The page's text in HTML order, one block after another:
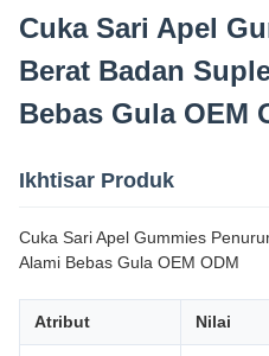
Cuka Sari Apel
Berat Badan
Bebas Gula OEM
Ikhtisar Produk
Cuka Sari Apel Gummies
Alami Bebas Gula OEM ODM
Atribut Nilai